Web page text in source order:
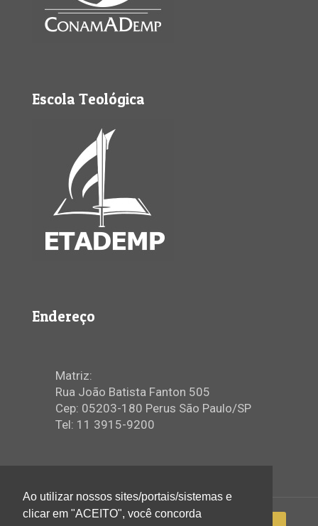
Escola Teológica
Endereço
Matriz:
Rua João Batista Fanton 505
Cep: 05203-180 Perus São Paulo/SP
Tel: 11 3915-9200
Ao utilizar nossos sites/portais/sistemas e
clicar em "ACEITO", você concorda